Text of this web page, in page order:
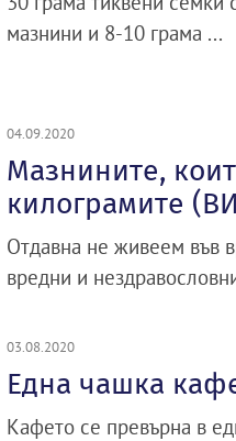
мазнини и 8-10 грама ...
04.09.2020
Мазнините,
килограмите
Отдавна не живеем във
вредни и
03.08.2020
Една чашка
Кафето се превърна в